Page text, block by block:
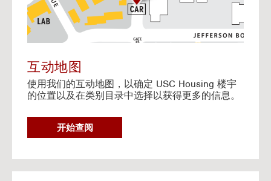
t
e
r
t
i
v
e
p
互动地图
使用我们的互动地图，以确定 USC Housing 楼宇
的位置以及在类别目录中选择以获得更多的信息。
G
O
开始查阅